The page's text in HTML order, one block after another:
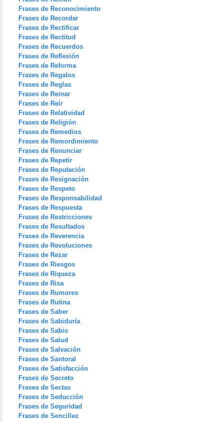
Frases de Reconocimiento
Frases de Recordar
Frases de Rectificar
Frases de Rectitud
Frases de Recuerdos
Frases de Reflexión
Frases de Reforma
Frases de Regalos
Frases de Reglas
Frases de Reinar
Frases de Reír
Frases de Relatividad
Frases de Religión
Frases de Remedios
Frases de Remordimiento
Frases de Renunciar
Frases de Repetir
Frases de Reputación
Frases de Resignación
Frases de Respeto
Frases de Responsabilidad
Frases de Respuesta
Frases de Restricciones
Frases de Resultados
Frases de Reverencia
Frases de Revoluciones
Frases de Rezar
Frases de Riesgos
Frases de Riqueza
Frases de Risa
Frases de Rumores
Frases de Rutina
Frases de Saber
Frases de Sabiduría
Frases de Sabio
Frases de Salud
Frases de Salvación
Frases de Santoral
Frases de Satisfacción
Frases de Secreto
Frases de Sectas
Frases de Seducción
Frases de Seguridad
Frases de Sencillez